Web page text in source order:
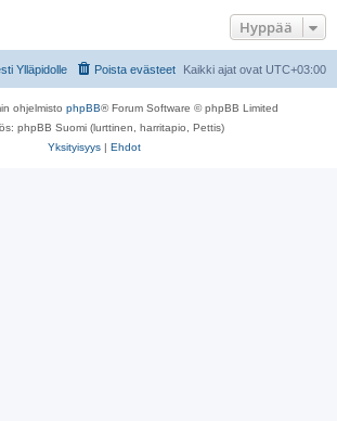
Hyppää
Kaikki ajat ovat UTC+03:00
Poista evästeet
Ylläpidolle
ohjelmisto phpBB® Forum Software © phpBB Limited
phpBB Suomi (lurttinen, harritapio, Pettis)
Yksityisyys | Ehdot